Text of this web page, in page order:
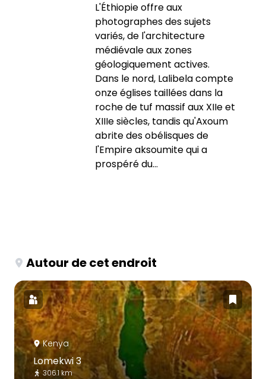
L'Éthiopie offre aux
photographes des sujets
variés, de l'architecture
médiévale aux zones
géologiquement actives.
Dans le nord, Lalibela compte
onze églises taillées dans la
roche de tuf massif aux XIIe et
XIIIe siècles, tandis qu'Axoum
abrite des obélisques de
l'Empire aksoumite qui a
prospéré du...
Autour de cet endroit
Kenya
Lomekwi 3
306.1 km